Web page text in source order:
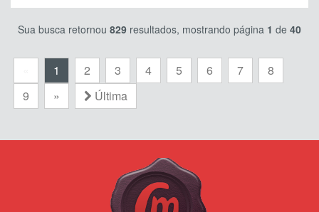
Sua busca retornou 829 resultados, mostrando página 1 de 40
1 2 3 4 5 6 7
8
9
» Última